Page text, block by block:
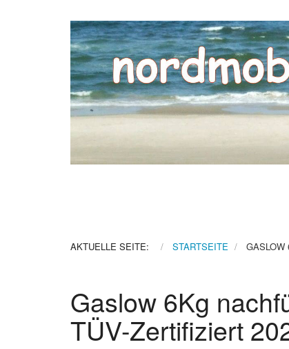
AKTUELLE SEITE: STARTSEITE GASLOW
Gaslow 6Kg
TÜV-Zertifiziert